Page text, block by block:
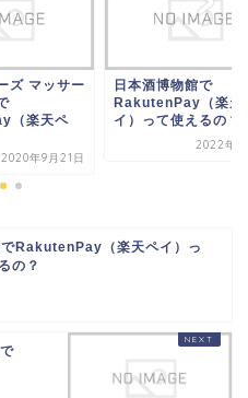
で
（楽天ペ
るの？
セキュア光で
RakutenPay（楽天
イ）って使えるの？
2022年2
RakutenPay（楽天ペイ）っ
の？